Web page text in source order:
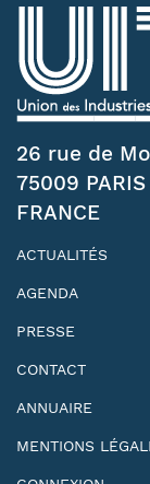
26 rue de
75009 PARIS
FRANCE
ACTUALITÉS
AGENDA
PRESSE
CONTACT
ANNUAIRE
MENTIONS